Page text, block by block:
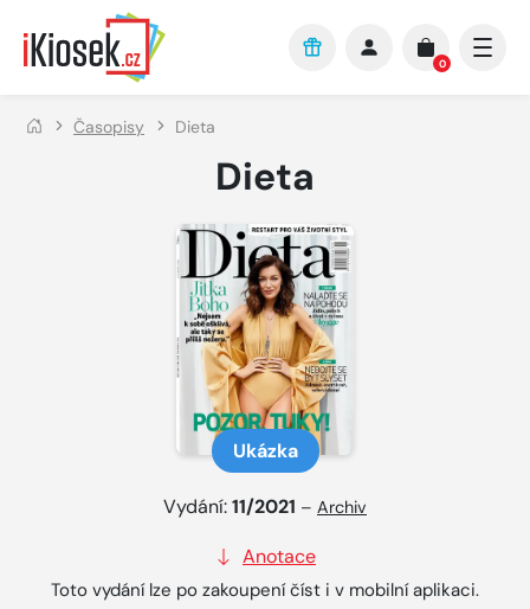
Přejít na hlavní obsah
0
Časopisy Dieta
Dieta
Ukázka
Vydání:11/2021 – Archiv
Anotace
Toto vydání lze po zakoupení číst i v mobilní aplikaci.